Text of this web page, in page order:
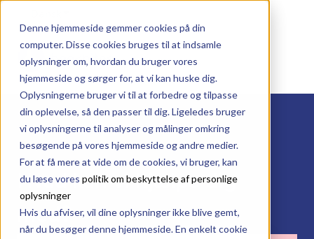
Denne hjemmeside gemmer cookies på din
computer. Disse cookies bruges til at indsamle
oplysninger om, hvordan du bruger vores
hjemmeside og sørger for, at vi kan huske dig.
Oplysningerne bruger vi til at forbedre og tilpasse
din oplevelse, så den passer til dig. Ligeledes bruger
vi oplysningerne til analyser og målinger omkring
besøgende på vores hjemmeside og andre medier.
For at få mere at vide om de cookies, vi bruger, kan
du læse vores politik om beskyttelse af personlige
oplysninger
Hvis du afviser, vil dine oplysninger ikke blive gemt,
når du besøger denne hjemmeside. En enkelt cookie
Hvad kan vi hjælpe dig
med?